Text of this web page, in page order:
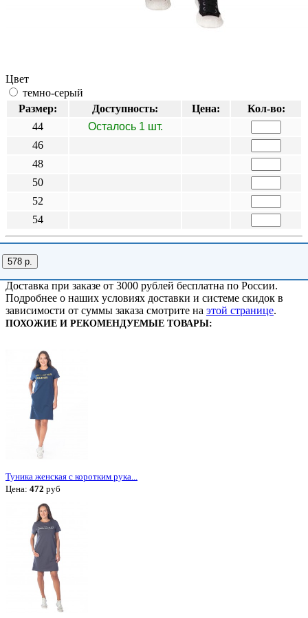
Цвет
темно-серый
Размер:
Доступность: Цена:
Кол-во:
44
Осталось 1 шт.
46
48
50
52
54
578 р.
Доставка при заказе от 3000 рублей бесплатна по России.
Подробнее о наших условиях доставки и системе скидок в
зависимости от суммы заказа смотрите на этой странице.
ПОХОЖИЕ И РЕКОМЕНДУЕМЫЕ ТОВАРЫ:
Туника женская с коротким рука...
Цена: 472 руб